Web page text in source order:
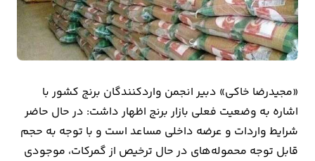
و
تجارت
کشاورزی
راه
و
مسکن
«مجیدرضا خاکی» دبیر انجمن واردکنندگان برنج کشور با
اشاره به وضعیت فعلی بازار برنج اظهار داشت: در حال حاضر
شرایط واردات و عرضه داخلی مساعد است و با توجه به حجم
قابل توجه محموله‌های در حال ترخیص از گمرکات، موجودی